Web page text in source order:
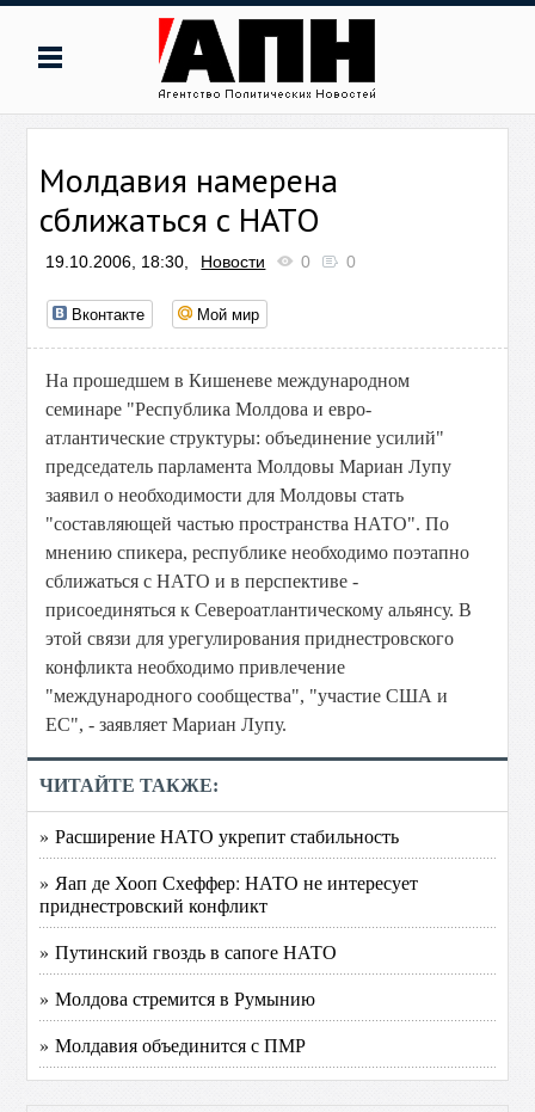
Молдавия намерена
сближаться с НАТО
19.10.2006, 18:30, Новости 0 0
Вконтакте Мой мир
На прошедшем в Кишеневе международном
семинаре "Республика Молдова и евро-
атлантические структуры: объединение усилий"
председатель парламента Молдовы Мариан Лупу
заявил о необходимости для Молдовы стать
"составляющей частью пространства НАТО". По
мнению спикера, республике необходимо поэтапно
сближаться с НАТО и в перспективе -
присоединяться к Североатлантическому альянсу. В
этой связи для урегулирования приднестровского
конфликта необходимо привлечение
"международного сообщества", "участие США и
ЕС", - заявляет Мариан Лупу.
ЧИТАЙТЕ ТАКЖЕ:
» Расширение НАТО укрепит стабильность
» Яап де Хооп Схеффер: НАТО не интересует
приднестровский конфликт
» Путинский гвоздь в сапоге НАТО
» Молдова стремится в Румынию
» Молдавия объединится с ПМР